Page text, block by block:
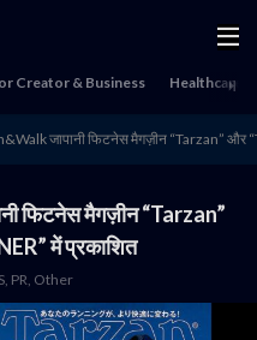
Creator & Business Healthcare
जापानी फिटनेस मैगज़ीन “Tarzan” और
फिटनेस मैगज़ीन “Tarzan”
में प्रकाशित
, PR, Other